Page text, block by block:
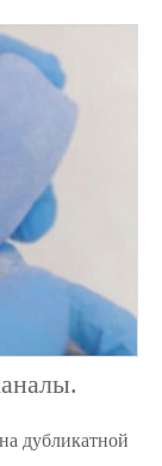
дубликатной